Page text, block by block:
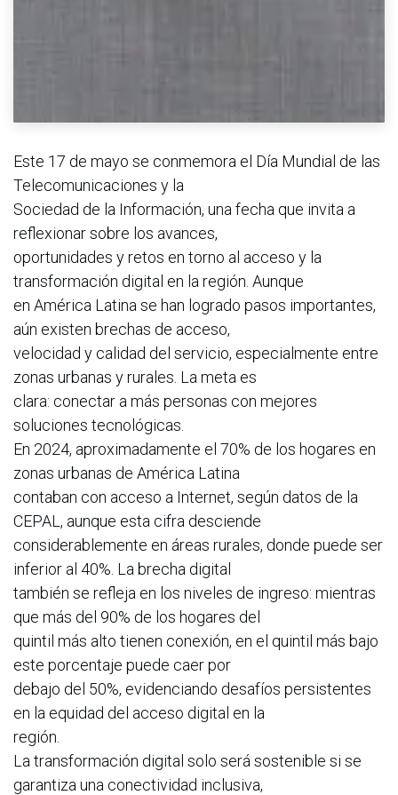
Este 17 de mayo se conmemora el Día Mundial de las
Telecomunicaciones y la
Sociedad de la Información, una fecha que invita a
reflexionar sobre los avances,
oportunidades y retos en torno al acceso y la
transformación digital en la región. Aunque
en América Latina se han logrado pasos importantes,
aún existen brechas de acceso,
velocidad y calidad del servicio, especialmente entre
zonas urbanas y rurales. La meta es
clara: conectar a más personas con mejores
soluciones tecnológicas.
En 2024, aproximadamente el 70% de los hogares en
zonas urbanas de América Latina
contaban con acceso a Internet, según datos de la
CEPAL, aunque esta cifra desciende
considerablemente en áreas rurales, donde puede ser
inferior al 40%. La brecha digital
también se refleja en los niveles de ingreso: mientras
que más del 90% de los hogares del
quintil más alto tienen conexión, en el quintil más bajo
este porcentaje puede caer por
debajo del 50%, evidenciando desafíos persistentes
en la equidad del acceso digital en la
región.
La transformación digital solo será sostenible si se
garantiza una conectividad inclusiva,